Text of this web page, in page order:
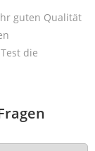
guten Qualität
die